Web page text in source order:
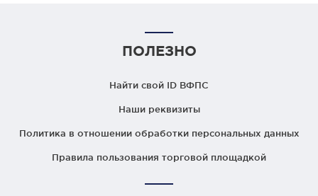
ПОЛЕЗНО
Найти свой ID ВФПС
Наши реквизиты
Политика в отношении обработки персональных данных
Правила пользования торговой площадкой